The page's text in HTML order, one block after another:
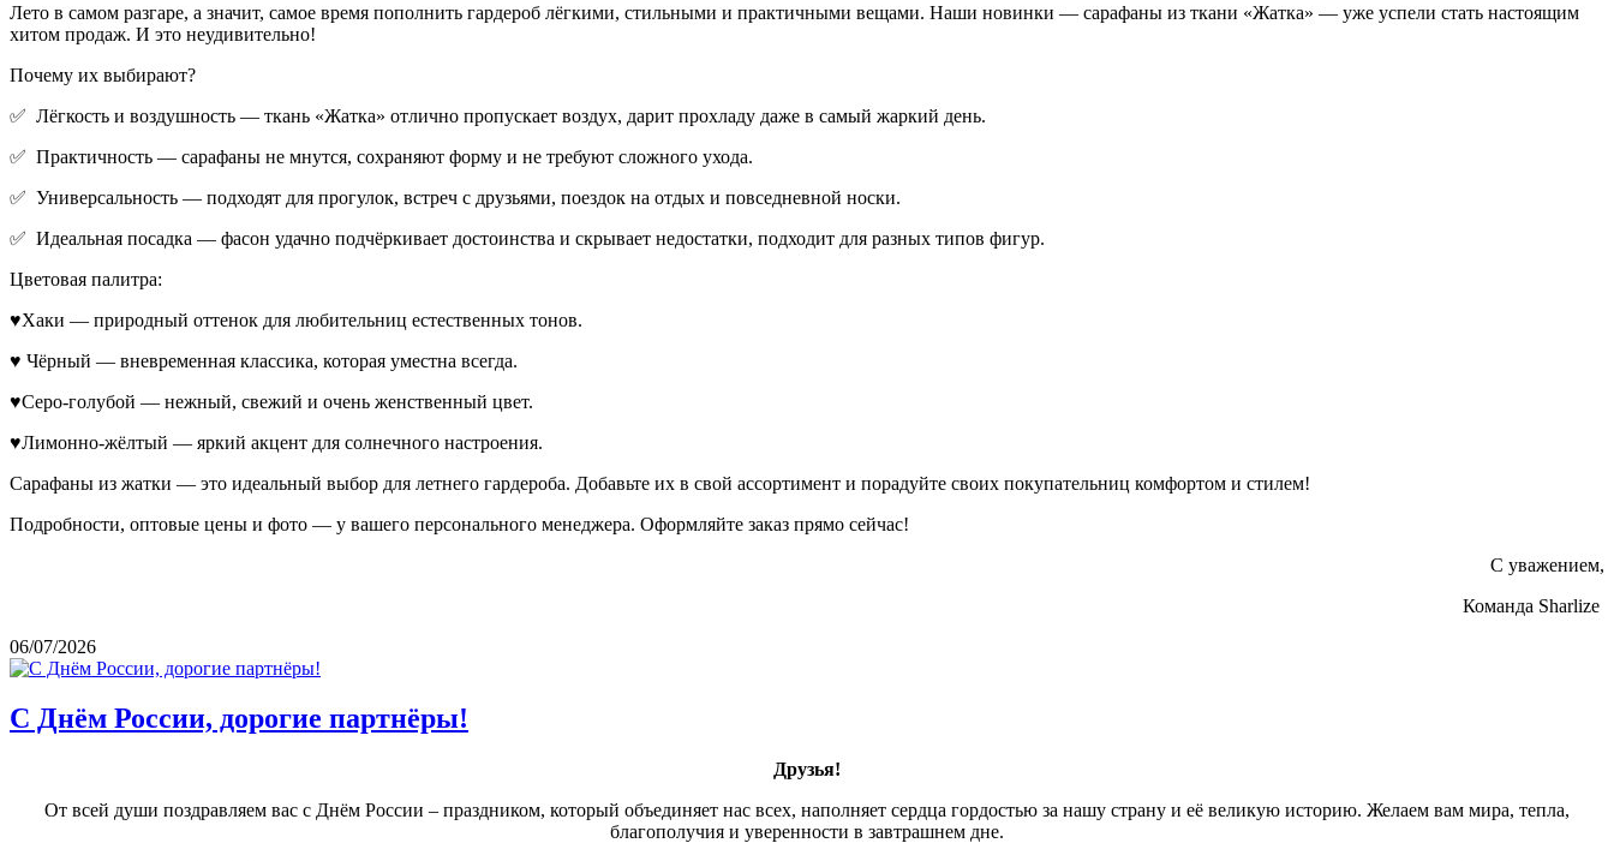
Лето в самом разгаре, а значит, самое время пополнить гардероб лёгкими, стильными и практичными вещами. Наши новинки — сарафаны из ткани «Жатка» — уже успели стать настоящим
хитом продаж. И это неудивительно!
Почему их выбирают?
✅ Лёгкость и воздушность — ткань «Жатка» отлично пропускает воздух, дарит прохладу даже в самый жаркий день.
✅ Практичность — сарафаны не мнутся, сохраняют форму и не требуют сложного ухода.
✅ Универсальность — подходят для прогулок, встреч с друзьями, поездок на отдых и повседневной носки.
✅ Идеальная посадка — фасон удачно подчёркивает достоинства и скрывает недостатки, подходит для разных типов фигур.
Цветовая палитра:
♥Хаки — природный оттенок для любительниц естественных тонов.
♥ Чёрный — вневременная классика, которая уместна всегда.
♥Серо-голубой — нежный, свежий и очень женственный цвет.
♥Лимонно-жёлтый — яркий акцент для солнечного настроения.
Сарафаны из жатки — это идеальный выбор для летнего гардероба. Добавьте их в свой ассортимент и порадуйте своих покупательниц комфортом и стилем!
Подробности, оптовые цены и фото — у вашего персонального менеджера. Оформляйте заказ прямо сейчас!
С уважением,
Команда Sharlize
06/07/2026
С Днём России, дорогие партнёры!
Друзья!
От всей души поздравляем вас с Днём России – праздником, который объединяет нас всех, наполняет сердца гордостью за нашу страну и её великую историю. Желаем вам мира, тепла,
благополучия и уверенности в завтрашнем дне.